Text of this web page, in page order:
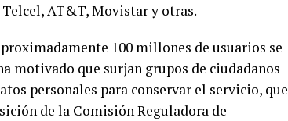
AT&T, Movistar y otras.
100 millones de usuarios se
motivado que surjan grupos de ciudadanos
personales para conservar el servicio, que
de la Comisión Reguladora de